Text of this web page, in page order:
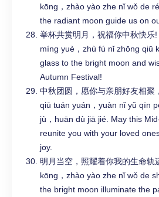
kōng，zhào yào zhe nǐ wǒ de
the radiant moon guide us on
举杯共赏明月，祝福你中秋快乐
míng yuè，zhù fú nǐ zhōng qiū
glass to the bright moon and
Autumn Festival!
中秋团圆，愿你与亲朋好友相聚
qiū tuán yuán，yuàn nǐ yǔ qīn
jù，huān dù jiā jié. May this
reunite you with your loved
joy.
明月当空，照耀着你我的生命
kōng，zhào yào zhe nǐ wǒ de
the bright moon illuminate the